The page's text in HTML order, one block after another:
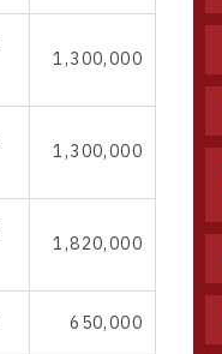
1,300,000
1,300,000
1,820,000
650,000